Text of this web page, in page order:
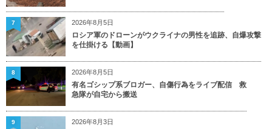
2026年8月5日
ロシア軍のドローンがウクライナの男性を追跡、自爆攻撃
を仕掛ける【動画】
7
2026年8月5日
有名ゴシップ系ブロガー、自傷行為をライブ配信 救
急隊が自宅から搬送
8
2026年8月3日
9